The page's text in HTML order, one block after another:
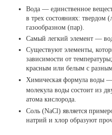
Вода — единственное
в трех состояниях: твердом
газообразном (пар).
Самый легкий элемент —
Существуют элементы,
зависимости от
красным или белым с
Химическая формула воды
молекула воды состоит из
атома кислорода.
Соль (NaCl) является
натрий и хлор образуют